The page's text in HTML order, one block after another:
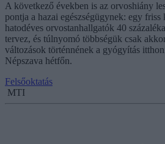
A következő években is az orvoshiány
pontja a hazai egészségügynek: egy friss
hatodéves orvostanhallgatók 40
tervez, és túlnyomó többségük csak
változások történnének a gyógyítás
Népszava hétfőn.
Felsőoktatás
MTI